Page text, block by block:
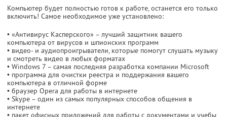
Компьютер будет полностью готов к работе, останется его только
включить! Самое необходимое уже установлено:
• «Антивирус Касперского» – лучший защитник вашего
компьютера от вирусов и шпионских программ
• видео- и аудиопроигрыватели, которые помогут слушать музыку
и смотреть видео в любых форматах
• Windows 7 – самая последняя разработка компании Microsoft
• программа для очистки реестра и поддержания вашего
компьютера в отличной форме
• браузер Opera для работы в интернете
• Skype – один из самых популярных способов общения в
интернете
• пакет офисных приложений для работы с документами и учебы